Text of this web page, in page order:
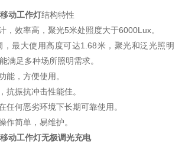
动工作灯结构特性
，效率高，聚光5米处照度大于6000Lux。
最大使用高度可达1.68米，聚光和泛光照明
满足多种场所照明需求。
能，方便使用。
抗振抗冲击性能佳。
任何恶劣环境下长期可靠使用。
作简单，易维护。
动工作灯无极调光充电